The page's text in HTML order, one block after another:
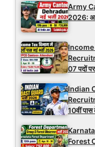
Army
2026:
07 पदों पर
Indian
10वीं पास
Forest